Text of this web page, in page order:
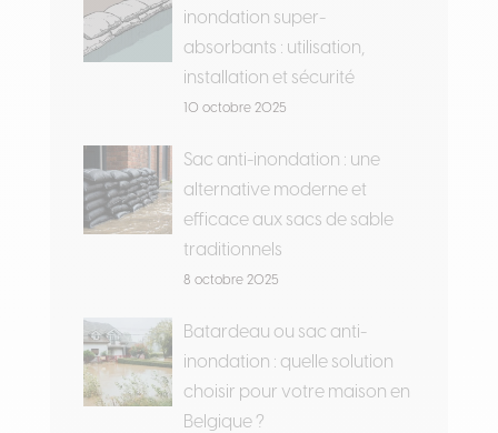
inondation super-
absorbants : utilisation,
installation et sécurité
10 octobre 2025
Sac anti-inondation : une
alternative moderne et
efficace aux sacs de sable
traditionnels
8 octobre 2025
Batardeau ou sac anti-
inondation : quelle solution
choisir pour votre maison en
Belgique ?